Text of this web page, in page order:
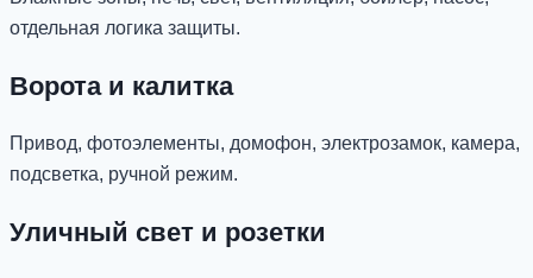
отдельная логика защиты.
Ворота и калитка
Привод, фотоэлементы, домофон, электрозамок, камера,
подсветка, ручной режим.
Уличный свет и розетки